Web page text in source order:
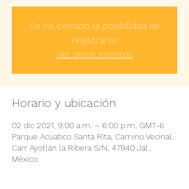
Se ha cerrado la posibilidad de
registrarse
Ver otros eventos
Horario y ubicación
02 dic 2021, 9:00 a.m. – 6:00 p.m. GMT-6
Parque Acuatico Santa Rita, Camino Vecinal,
Carr Ayotlán la Ribera S/N, 47940 Jal.,
México